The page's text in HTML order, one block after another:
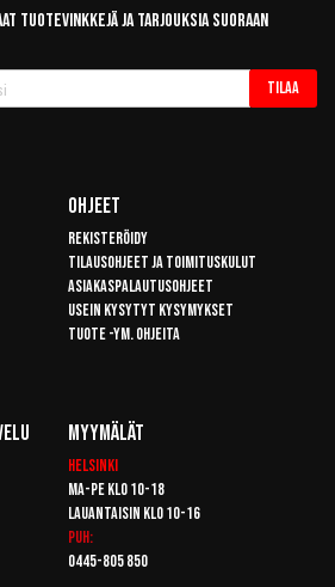
tuotevinkkejä ja tarjouksia suoraan
Tilaa
Ohjeet
Rekisteröidy
Tilausohjeet ja toimituskulut
Asiakaspalautusohjeet
Usein kysytyt kysymykset
Tuote -ym. ohjeita
Myymälät
Helsinki
Ma-pe klo 10-18
Lauantaisin klo 10-16
Puh:
0445-805 850